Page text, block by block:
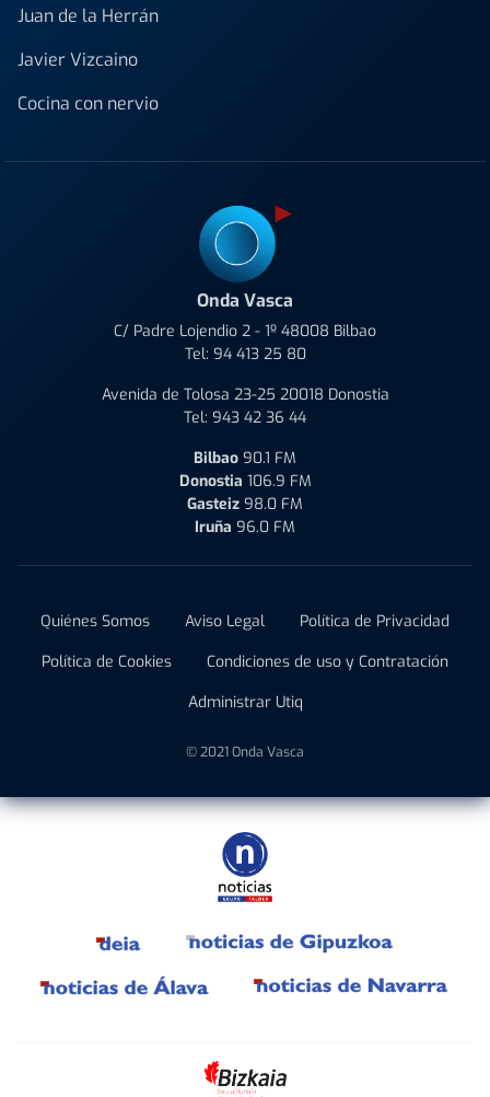
Juan de la Herrán
Javier Vizcaino
Cocina con nervio
Onda Vasca
C/ Padre Lojendio 2 - 1º 48008 Bilbao
Tel: 94 413 25 80
Avenida de Tolosa 23-25 20018 Donostia
Tel: 943 42 36 44
Bilbao 90.1 FM
Donostia 106.9 FM
Gasteiz 98.0 FM
Iruña 96.0 FM
Quiénes Somos Aviso Legal
Política de Privacidad
Política de Cookies
Condiciones de uso y Contratación
Administrar Utiq
© 2021 Onda Vasca